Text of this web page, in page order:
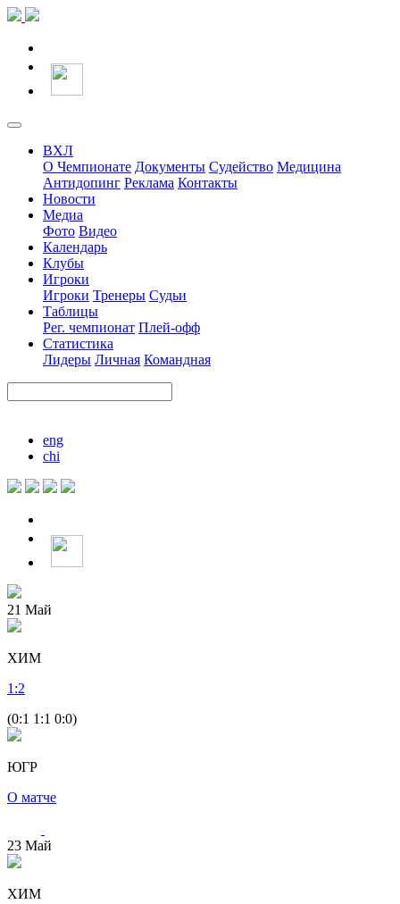
ВХЛ
О Чемпионате Документы Судейство Медицина
Антидопинг Реклама Контакты
Новости
Медиа
Фото Видео
Календарь
Клубы
Игроки
Игроки Тренеры Судьи
Таблицы
Рег. чемпионат Плей-офф
Статистика
Лидеры Личная Командная
eng
chi
21 Май
ХИМ
1 :2
(0:1 1:1 0:0)
ЮГР
О матче
23 Май
ХИМ